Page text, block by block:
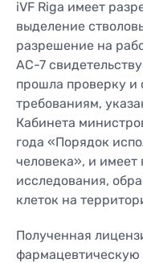
iVF Riga имеет
выделение
разрешение на
AC-7
прошла проверку и
требованиям,
Кабинета
года «Порядок
человека», и имеет
исследования,
клеток на
Полученная
фармацевтическую